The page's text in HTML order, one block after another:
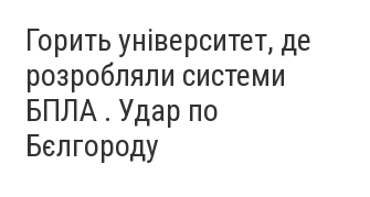
Горить університет, де
розробляли системи
БПЛА . Удар по
Бєлгороду